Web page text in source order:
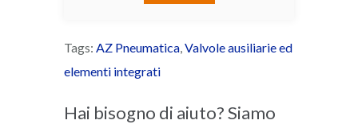
Tags: AZ Pneumatica,Valvole ausiliarie ed
elementi integrati
Hai bisogno di aiuto? Siamo